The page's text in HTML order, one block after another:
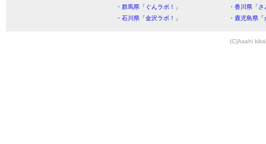
・群馬県「ぐんラボ！」
・香川県「
・石川県「金沢ラボ！」
・鹿児島県
(C)Asahi